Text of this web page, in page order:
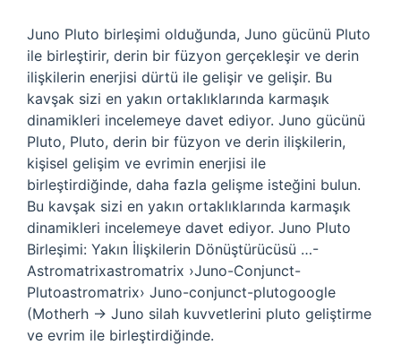
Juno Pluto birleşimi olduğunda, Juno gücünü Pluto
ile birleştirir, derin bir füzyon gerçekleşir ve derin
ilişkilerin enerjisi dürtü ile gelişir ve gelişir. Bu
kavşak sizi en yakın ortaklıklarında karmaşık
dinamikleri incelemeye davet ediyor. Juno gücünü
Pluto, Pluto, derin bir füzyon ve derin ilişkilerin,
kişisel gelişim ve evrimin enerjisi ile
birleştirdiğinde, daha fazla gelişme isteğini bulun.
Bu kavşak sizi en yakın ortaklıklarında karmaşık
dinamikleri incelemeye davet ediyor. Juno Pluto
Birleşimi: Yakın İlişkilerin Dönüştürücüsü …-
Astromatrixastromatrix ›Juno-Conjunct-
Plutoastromatrix› Juno-conjunct-plutogoogle
(Motherh → Juno silah kuvvetlerini pluto geliştirme
ve evrim ile birleştirdiğinde.